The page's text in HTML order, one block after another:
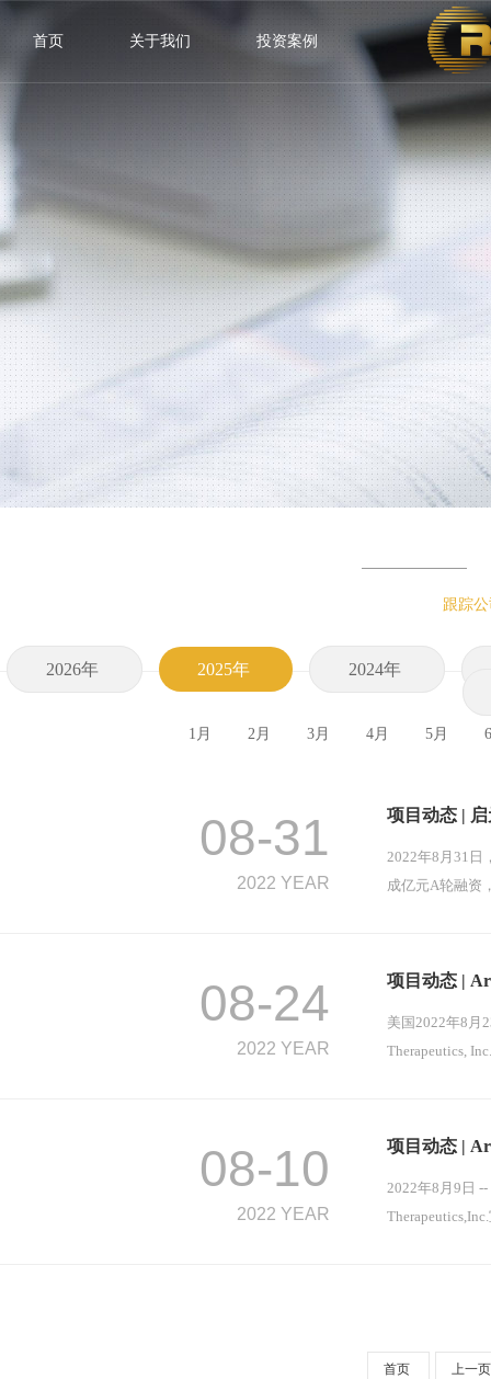
首页 关于我们 投资案例
跟踪
2026年 2025年
1月 2月 3月 4月 5月
2024年
08-31
2022 YEAR
项目动态 |
2022年8月31日
成亿元A轮融资
08-24
2022 YEAR
项目动态 |
美国2022年8月
Therapeutics,
08-10
2022 YEAR
项目动态 |
2022年8月9日
首页 上一页